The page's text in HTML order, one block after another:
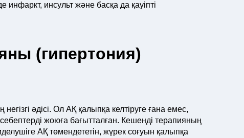
инфаркт, инсульт және басқа да қауіпті
(гипертония)
әдісі. Ол АҚ қалыпқа келтіруге ғана емес,
жоюға бағытталған. Кешенді терапияның
АҚ төмендететін, жүрек соғуын қалыпқа